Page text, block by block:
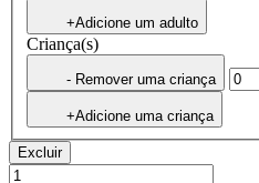
+Adicione um adulto
Criança(s)
- Remover uma criança
+Adicione uma criança
Excluir